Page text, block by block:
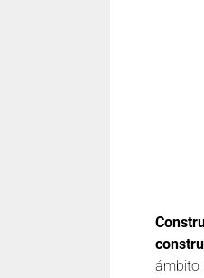
ámbito